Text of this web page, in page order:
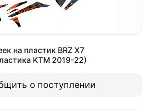
на пластик BRZ X7
KTM 2019-22)
о поступлении